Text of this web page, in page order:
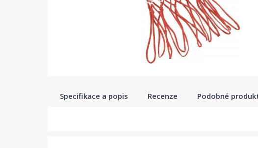
Specifikace a popis Recenze Podobné